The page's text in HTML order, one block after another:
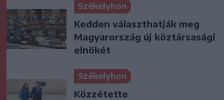
Székelyhon
Kedden választhatják meg
Magyarország új köztársasági
elnökét
Székelyhon
Közzétette